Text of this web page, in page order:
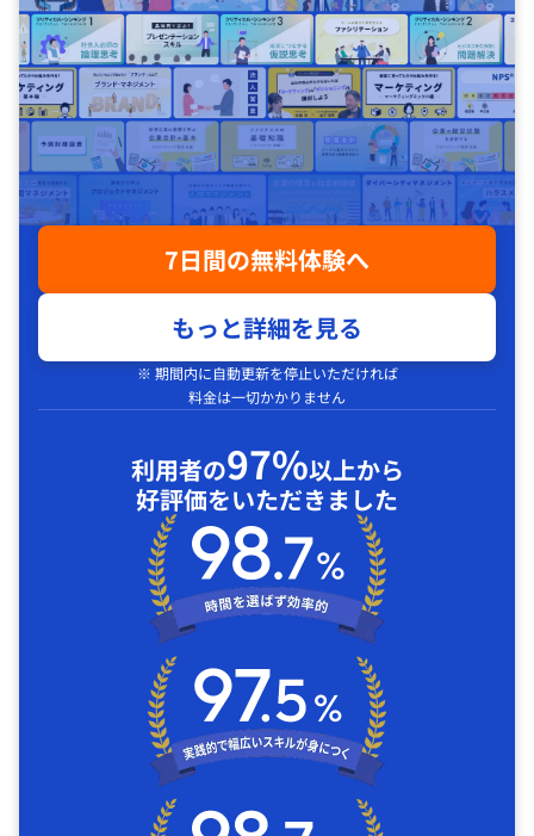
7日間の無料体験へ
もっと詳細を見る
※ 期間内に自動更新を停止いただければ
料金は一切かかりません
利用者の97%以上から
好評価をいただきました